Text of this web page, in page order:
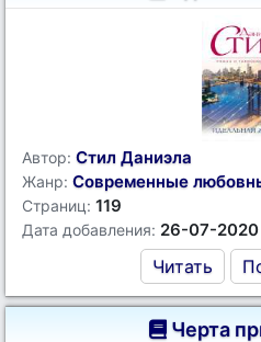
Автор: Стил Даниэла
Жанр: Современные
Страниц: 119
Дата добавления: 26-07-2020
Читать
Черта